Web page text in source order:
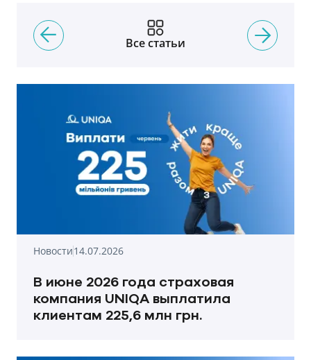
Все статьи
Новости14.07.2026
В июне 2026 года страховая
компания UNIQA выплатила
клиентам 225,6 млн грн.